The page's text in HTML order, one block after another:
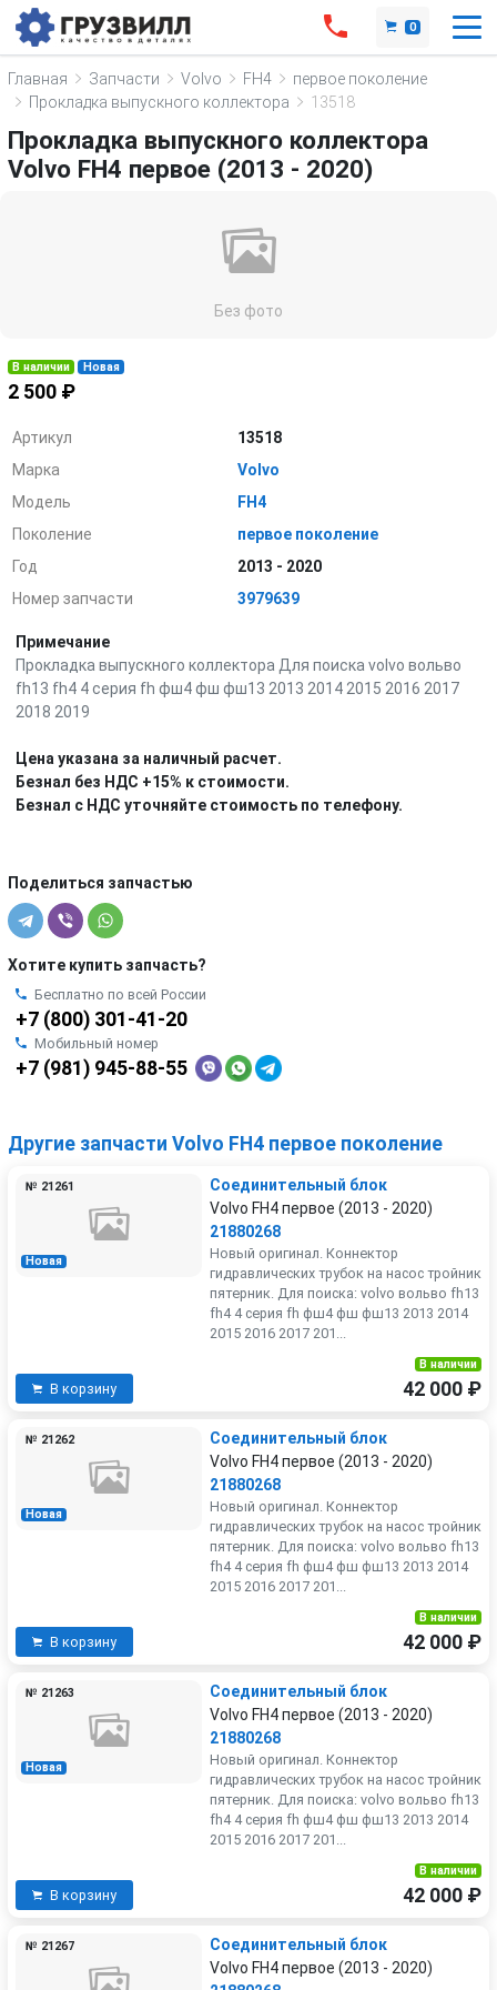
0
Главная Запчасти Volvo FH4
первое поколение
Прокладка выпускного коллектора
13518
Прокладка выпускного коллектора
Volvo FH4 первое (2013 - 2020)
Без фото
В наличии Новая
2 500 ₽
Артикул
13518
Марка
Volvo
Модель
FH4
Поколение
первое поколение
Год
2013 - 2020
Номер запчасти
3979639
Примечание
Прокладка выпускного коллектора Для поиска volvo вольво
fh13 fh4 4 серия fh фш4 фш фш13 2013 2014 2015 2016 2017
2018 2019
Цена указана за наличный расчет.
Безнал без НДС +15% к стоимости.
Безнал с НДС уточняйте стоимость по телефону.
Поделиться запчастью
Хотите купить запчасть?
Бесплатно по всей России
+7 (800) 301-41-20
Мобильный номер
+7 (981) 945-88-55
Другие запчасти Volvo FH4 первое поколение
Новая
№ 21261
Соединительный блок
Volvo FH4 первое (2013 - 2020)
21880268
Новый оригинал. Коннектор
гидравлических трубок на насос тройник
пятерник. Для поиска: volvo вольво fh13
fh4 4 серия fh фш4 фш фш13 2013 2014
2015 2016 2017 201...
В корзину
В наличии
42 000 ₽
Новая
№ 21262
Соединительный блок
Volvo FH4 первое (2013 - 2020)
21880268
Новый оригинал. Коннектор
гидравлических трубок на насос тройник
пятерник. Для поиска: volvo вольво fh13
fh4 4 серия fh фш4 фш фш13 2013 2014
2015 2016 2017 201...
В корзину
В наличии
42 000 ₽
Новая
№ 21263
Соединительный блок
Volvo FH4 первое (2013 - 2020)
21880268
Новый оригинал. Коннектор
гидравлических трубок на насос тройник
пятерник. Для поиска: volvo вольво fh13
fh4 4 серия fh фш4 фш фш13 2013 2014
2015 2016 2017 201...
В корзину
В наличии
42 000 ₽
№ 21267
Соединительный блок
Volvo FH4 первое (2013 - 2020)